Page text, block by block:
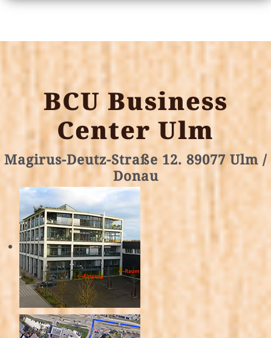
BCU Business
Center Ulm
Magirus-Deutz-Straße 12. 89077 Ulm /
Donau